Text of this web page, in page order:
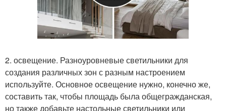
2. освещение. Разноуровневые светильники для
создания различных зон с разным настроением
используйте. Основное освещение нужно, конечно же,
составить так, чтобы площадь была общегражданская,
но также добавьте настольные светильники или